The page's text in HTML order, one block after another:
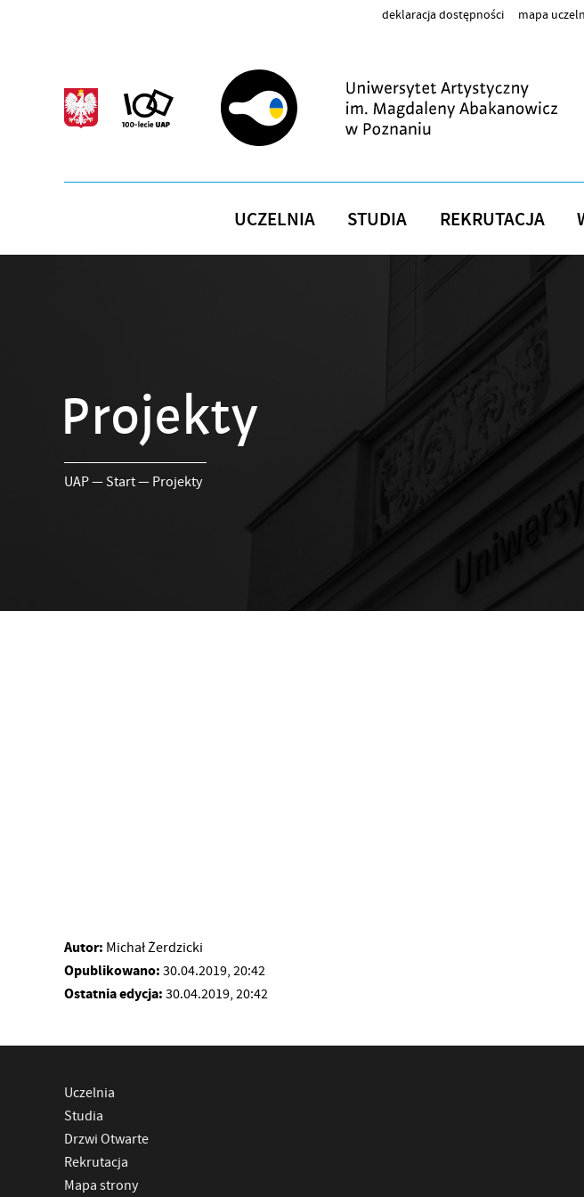
deklaracja dostępności mapa
UCZELNIA STUDIA REKRUTACJA
Projekty
UAP— Start— Projekty
Autor: Michał Żerdzicki
Opublikowano: 30.04.2019, 20:42
Ostatnia edycja: 30.04.2019, 20:42
Uczelnia
Studia
Drzwi Otwarte
Rekrutacja
Mapa strony